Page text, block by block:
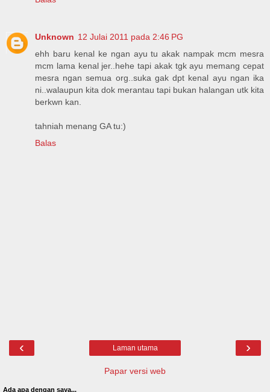
Unknown 12 Julai 2011 pada 2:46 PG
ehh baru kenal ke ngan ayu tu akak nampak mcm mesra
mcm lama kenal jer..hehe tapi akak tgk ayu memang cepat
mesra ngan semua org..suka gak dpt kenal ayu ngan ika
ni..walaupun kita dok merantau tapi bukan halangan utk kita
berkwn kan.
tahniah menang GA tu:)
Balas
‹ ›
Laman utama
Papar versi web
Ada apa dengan saya...